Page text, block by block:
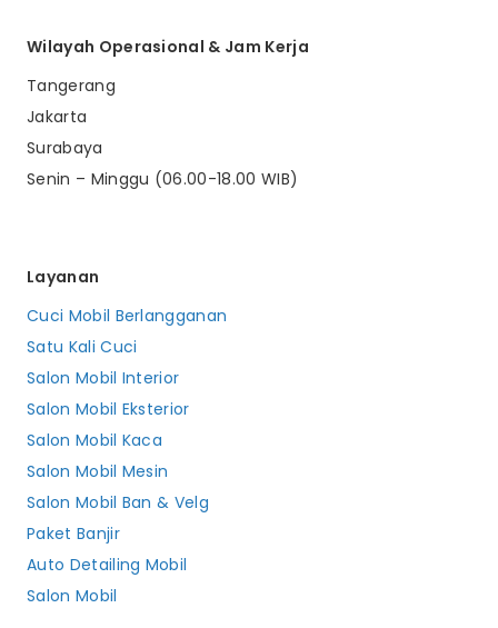
Wilayah Operasional & Jam Kerja
Tangerang
Jakarta
Surabaya
Senin – Minggu (06.00-18.00 WIB)
Layanan
Cuci Mobil Berlangganan
Satu Kali Cuci
Salon Mobil Interior
Salon Mobil Eksterior
Salon Mobil Kaca
Salon Mobil Mesin
Salon Mobil Ban & Velg
Paket Banjir
Auto Detailing Mobil
Salon Mobil